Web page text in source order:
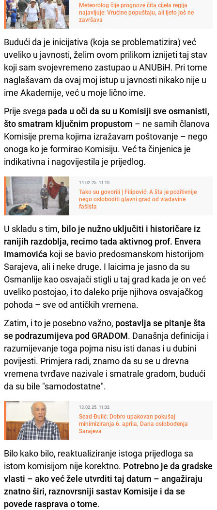
Meteorolog čije prognoze čita cijela regija
najavljuje: Vrućine popuštaju, ali ljeto još ne
završava
Budući da je inicijativa (koja se problematizira) već
uveliko u javnosti, želim ovom prilikom iznijeti taj stav
koji sam svojevremeno zastupao u ANUBiH. Pri tome
naglašavam da ovaj moj istup u javnosti nikako nije u
ime Akademije, već u moje lično ime.
Prije svega pada u oči da su u Komisiji sve osmanisti,
što smatram ključnim propustom – ne samih članova
Komisije prema kojima izražavam poštovanje – nego
onoga ko je formirao Komisiju. Već ta činjenica je
indikativna i nagovijestila je prijedlog.
14.02.25. 11:10
Tako su govorili | Filipović: A šta je pozitivnije
nego osloboditi glavni grad od vladavine
fašista
U skladu s tim, bilo je nužno uključiti i historičare iz
ranijih razdoblja, recimo tada aktivnog prof. Envera
Imamovića koji se bavio predosmanskom historijom
Sarajeva, ali i neke druge. I laicima je jasno da su
Osmanlije kao osvajači stigli u taj grad kada je on već
uveliko postojao, i to daleko prije njihova osvajačkog
pohoda – sve od antičkih vremena.
Zatim, i to je posebno važno, postavlja se pitanje šta
se podrazumijeva pod GRADOM. Današnja definicija i
razumijevanje toga pojma nisu isti danas i u dubini
povijesti. Primjera radi, znamo da su se u drevna
vremena tvrđave nazivale i smatrale gradom, budući
da su bile "samodostatne".
13.02.25. 11:32
Sead Đulić: Dobro upakovan pokušaj
minimiziranja 6. aprila, Dana oslobođenja
Sarajeva
Bilo kako bilo, reaktualiziranje istoga prijedloga sa
istom komisijom nije korektno. Potrebno je da gradske
vlasti – ako već žele utvrditi taj datum – angažiraju
znatno širi, raznovrsniji sastav Komisije i da se
povede rasprava o tome.